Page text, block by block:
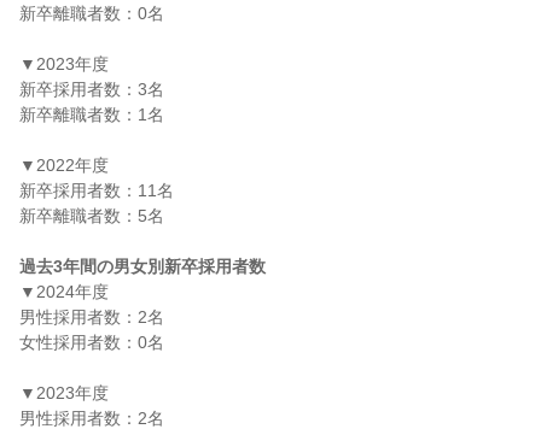
新卒離職者数：0名
▼2023年度
新卒採用者数：3名
新卒離職者数：1名
▼2022年度
新卒採用者数：11名
新卒離職者数：5名
過去3年間の男女別新卒採用者数
▼2024年度
男性採用者数：2名
女性採用者数：0名
▼2023年度
男性採用者数：2名